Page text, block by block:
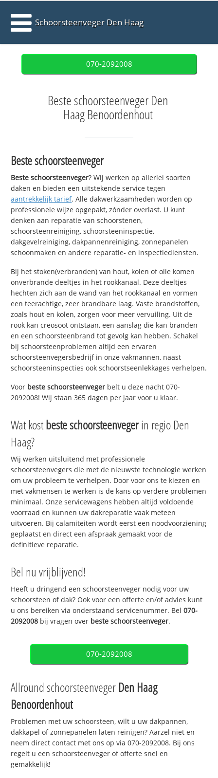
Schoorsteenveger Den Haag
070-2092008
Beste schoorsteenveger Den
Haag Benoordenhout
Beste schoorsteenveger
Beste schoorsteenveger? Wij werken op allerlei soorten
daken en bieden een uitstekende service tegen
aantrekkelijk tarief. Alle dakwerkzaamheden worden op
professionele wijze opgepakt, zónder overlast. U kunt
denken aan reparatie van schoorstenen,
schoorsteenreiniging, schoorsteeninspectie,
dakgevelreiniging, dakpannenreiniging, zonnepanelen
schoonmaken en andere reparatie- en inspectiediensten.
Bij het stoken(verbranden) van hout, kolen of olie komen
onverbrande deeltjes in het rookkanaal. Deze deeltjes
hechten zich aan de wand van het rookkanaal en vormen
een teerachtige, zeer brandbare laag. Vaste brandstoffen,
zoals hout en kolen, zorgen voor meer vervuiling. Uit de
rook kan creosoot ontstaan, een aanslag die kan branden
en een schoorsteenbrand tot gevolg kan hebben. Schakel
bij schoorsteenproblemen altijd een ervaren
schoorsteenvegersbedrijf in onze vakmannen, naast
schoorsteeninspecties ook schoorstseenlekkages verhelpen.
Voor beste schoorsteenveger belt u deze nacht 070-
2092008! Wij staan 365 dagen per jaar voor u klaar.
Wat kostbeste schoorsteenvegerin regio Den
Haag?
Wij werken uitsluitend met professionele
schoorsteenvegers die met de nieuwste technologie werken
om uw probleem te verhelpen. Door voor ons te kiezen en
met vakmensen te werken is de kans op verdere problemen
minimaal. Onze servicewagens hebben altijd voldoende
voorraad en kunnen uw dakreparatie vaak meteen
uitvoeren. Bij calamiteiten wordt eerst een noodvoorziening
geplaatst en direct een afspraak gemaakt voor de
definitieve reparatie.
Bel nu vrijblijvend!
Heeft u dringend een schoorsteenveger nodig voor uw
schoorsteen of dak? Ook voor een offerte en/of advies kunt
u ons bereiken via onderstaand servicenummer. Bel070-
2092008 bij vragen over beste schoorsteenveger.
070-2092008
Allround schoorsteenveger Den Haag
Benoordenhout
Problemen met uw schoorsteen, wilt u uw dakpannen,
dakkapel of zonnepanelen laten reinigen? Aarzel niet en
neem direct contact met ons op via 070-2092008. Bij ons
regelt u een schoorsteenveger of offerte snel en
gemakkelijk!